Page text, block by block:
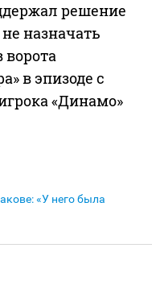
решение
назначать
ворота
в эпизоде с
«Динамо»
«У него была